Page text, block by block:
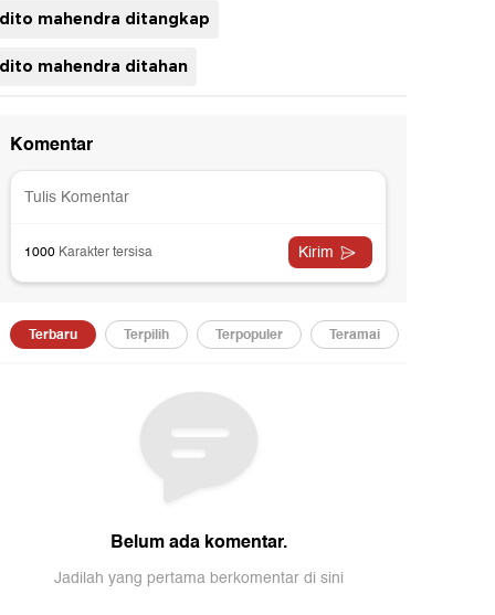
dito mahendra ditangkap
dito mahendra ditahan